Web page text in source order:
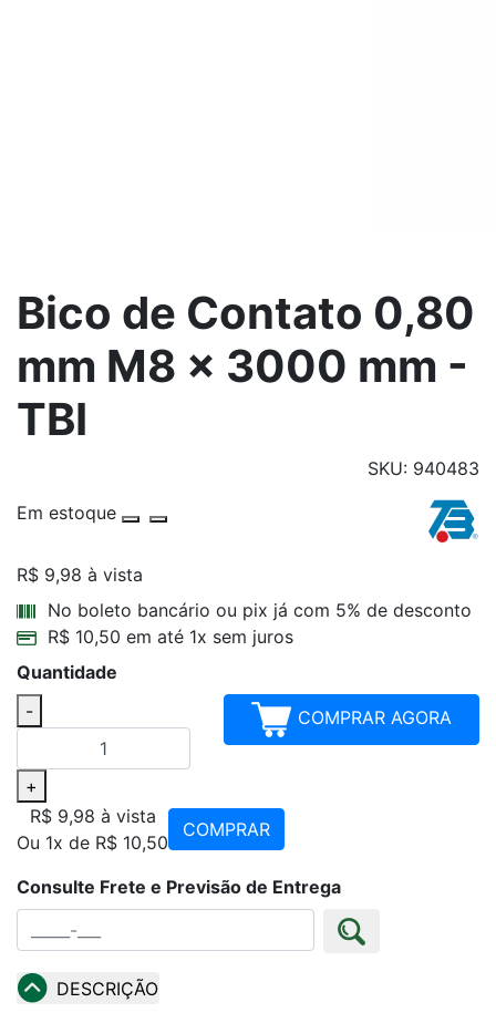
Bico de Contato 0,80
mm M8 x 3000 mm -
TBI
SKU: 940483
Em estoque
R$ 9,98 à vista
No boleto bancário ou pix já com 5% de desconto
R$ 10,50 em até 1x sem juros
Quantidade
-
+
COMPRAR AGORA
R$ 9,98 à vista
Ou 1x de R$ 10,50
COMPRAR
Consulte Frete e Previsão de Entrega
DESCRIÇÃO